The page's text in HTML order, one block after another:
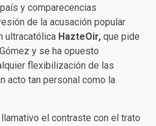
y comparecencias
de la acusación popular
ultracatólica HazteOir, que pide
y se ha opuesto
flexibilización de las
acto tan personal como la
el contraste con el trato